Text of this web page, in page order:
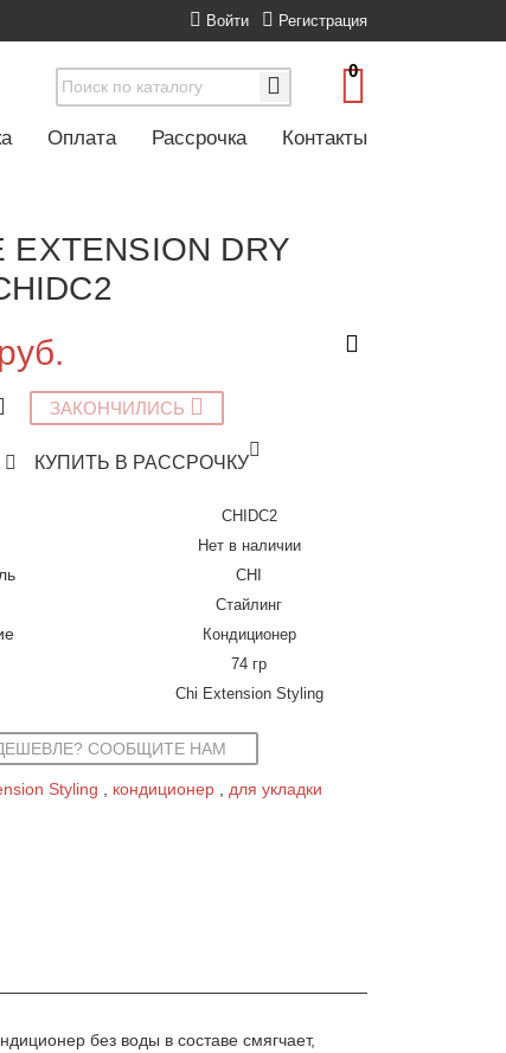
Войти Регистрация
0
Оплата Рассрочка Контакты
DRY
ЗАКОНЧИЛИСЬ
КУПИТЬ В РАССРОЧКУ
CHIDC2
Нет в наличии
CHI
Стайлинг
Кондиционер
74 гр
Chi Extension Styling
СООБЩИТЕ НАМ
Styling кондиционер для укладки
без воды в составе смягчает,